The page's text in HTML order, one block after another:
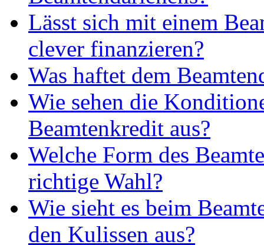
Lässt sich mit einem
clever finanzieren?
Was haftet dem
Wie sehen die
Beamtenkredit aus?
Welche Form des
richtige Wahl?
Wie sieht es beim
den Kulissen aus?